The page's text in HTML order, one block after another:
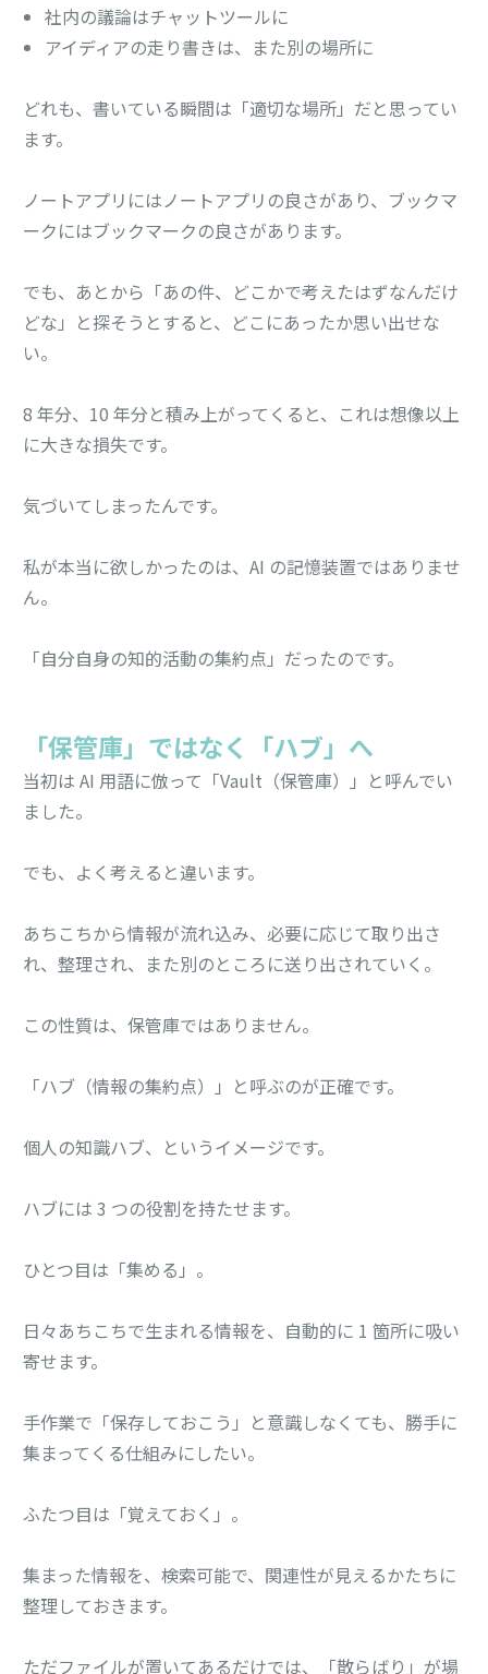
社内の議論はチャットツールに
アイディアの走り書きは、また別の場所に
どれも、書いている瞬間は「適切な場所」だと思ってい
ます。
ノートアプリにはノートアプリの良さがあり、ブックマ
ークにはブックマークの良さがあります。
でも、あとから「あの件、どこかで考えたはずなんだけ
どな」と探そうとすると、どこにあったか思い出せな
い。
8 年分、10 年分と積み上がってくると、これは想像以上
に大きな損失です。
気づいてしまったんです。
私が本当に欲しかったのは、AI の記憶装置ではありませ
ん。
「自分自身の知的活動の集約点」だったのです。
「保管庫」ではなく「ハブ」へ
当初は AI 用語に倣って「Vault（保管庫）」と呼んでい
ました。
でも、よく考えると違います。
あちこちから情報が流れ込み、必要に応じて取り出さ
れ、整理され、また別のところに送り出されていく。
この性質は、保管庫ではありません。
「ハブ（情報の集約点）」と呼ぶのが正確です。
個人の知識ハブ、というイメージです。
ハブには 3 つの役割を持たせます。
ひとつ目は「集める」。
日々あちこちで生まれる情報を、自動的に 1 箇所に吸い
寄せます。
手作業で「保存しておこう」と意識しなくても、勝手に
集まってくる仕組みにしたい。
ふたつ目は「覚えておく」。
集まった情報を、検索可能で、関連性が見えるかたちに
整理しておきます。
ただファイルが置いてあるだけでは、「散らばり」が場